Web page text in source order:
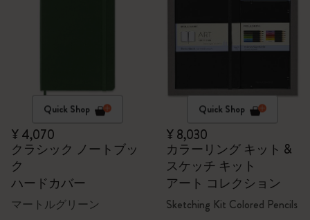
Quick Shop
¥ 4,070
クラシック ノートブッ
ク
ハードカバー
マートルグリーン
Quick Shop
¥ 8,030
カラーリング キット &
スケッチ キット
アート コレクション
Sketching Kit Colored Pencils